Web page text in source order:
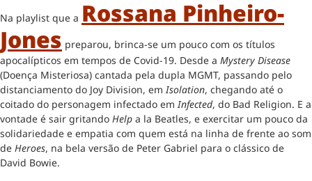
Na playlist que a Rossana Pinheiro-
Jones preparou, brinca-se um pouco com os títulos
apocalípticos em tempos de Covid-19. Desde a Mystery Disease
(Doença Misteriosa) cantada pela dupla MGMT, passando pelo
distanciamento do Joy Division, em Isolation, chegando até o
coitado do personagem infectado em Infected, do Bad Religion. E a
vontade é sair gritando Help a la Beatles, e exercitar um pouco da
solidariedade e empatia com quem está na linha de frente ao som
de Heroes, na bela versão de Peter Gabriel para o clássico de
David Bowie.